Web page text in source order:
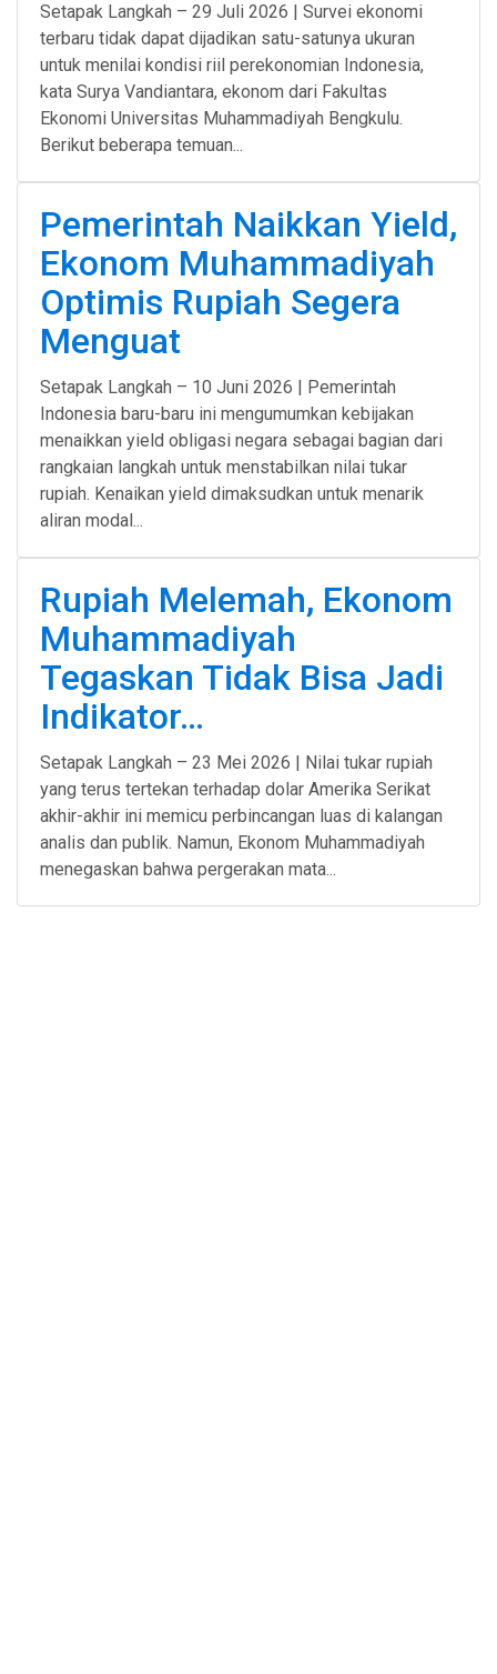
Setapak Langkah – 29 Juli 2026 | Survei ekonomi
terbaru tidak dapat dijadikan satu-satunya ukuran
untuk menilai kondisi riil perekonomian Indonesia,
kata Surya Vandiantara, ekonom dari Fakultas
Ekonomi Universitas Muhammadiyah Bengkulu.
Berikut beberapa temuan...
Pemerintah Naikkan Yield,
Ekonom Muhammadiyah
Optimis Rupiah Segera
Menguat
Setapak Langkah – 10 Juni 2026 | Pemerintah
Indonesia baru-baru ini mengumumkan kebijakan
menaikkan yield obligasi negara sebagai bagian dari
rangkaian langkah untuk menstabilkan nilai tukar
rupiah. Kenaikan yield dimaksudkan untuk menarik
aliran modal...
Rupiah Melemah, Ekonom
Muhammadiyah
Tegaskan Tidak Bisa Jadi
Indikator…
Setapak Langkah – 23 Mei 2026 | Nilai tukar rupiah
yang terus tertekan terhadap dolar Amerika Serikat
akhir-akhir ini memicu perbincangan luas di kalangan
analis dan publik. Namun, Ekonom Muhammadiyah
menegaskan bahwa pergerakan mata...